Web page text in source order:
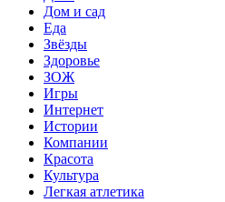
Дом и сад
Еда
Звёзды
Здоровье
ЗОЖ
Игры
Интернет
Истории
Компании
Красота
Культура
Легкая атлетика